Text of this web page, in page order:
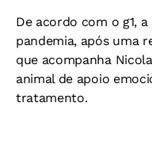
De acordo com o g1, a
pandemia, após uma
que acompanha
animal de apoio
tratamento.